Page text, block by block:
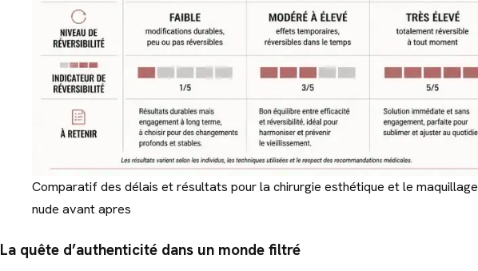
Comparatif des délais et résultats pour la chirurgie esthétique et le maquillage
nude avant apres
La quête d’authenticité dans un monde filtré